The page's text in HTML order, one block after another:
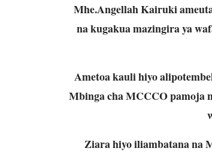
Mhe.Angellah Kairuki
na kugakua mazingira ya
Ametoa kauli hiyo
Mbinga cha MCCCO pamoja
Ziara hiyo iliambatana na